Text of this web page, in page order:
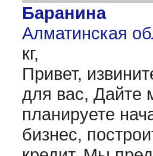
Баранина
Алматинская
кг,
Привет,
для вас, Дайте
планируете
бизнес,